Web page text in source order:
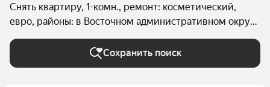
Снять квартиру, 1-комн., ремонт: косметический,
евро, районы: в Восточном административном округе
в Москве и МО
Сохранить поиск